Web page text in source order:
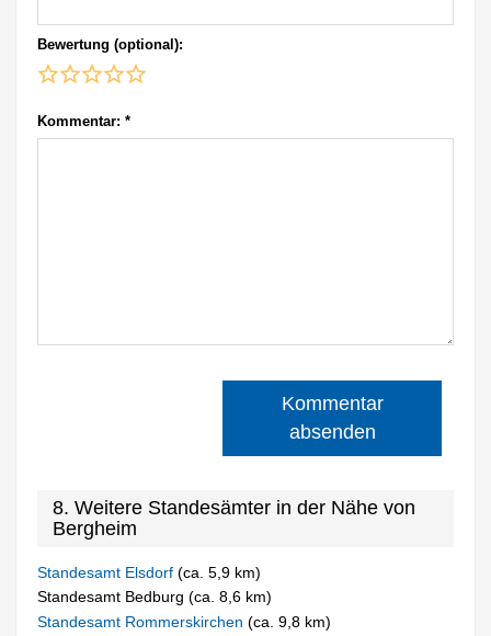
Bewertung (optional):
Kommentar: *
Kommentar
absenden
8. Weitere Standesämter in der Nähe von
Bergheim
Standesamt Elsdorf(ca. 5,9 km)
Standesamt Bedburg (ca. 8,6 km)
Standesamt Rommerskirchen(ca. 9,8 km)